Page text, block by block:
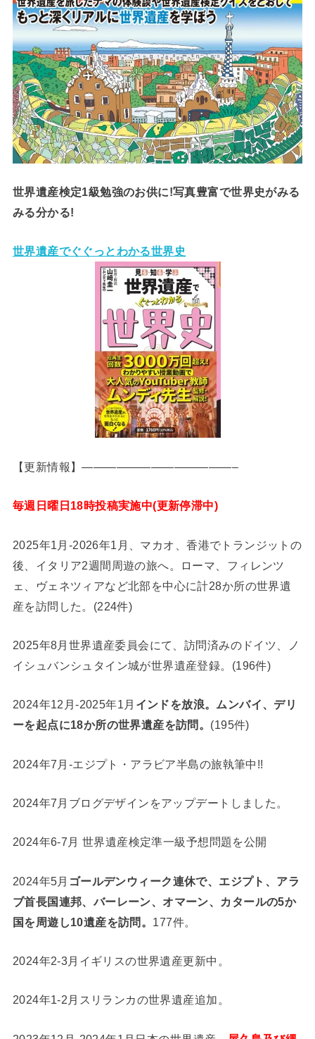
世界遺産検定1級勉強のお供に!写真豊富で世界史がみる
みる分かる!
世界遺産でぐぐっとわかる世界史
【更新情報】—————————————–
毎週日曜日18時投稿実施中(更新停滞中)
2025年1月-2026年1月、マカオ、香港でトランジットの
後、イタリア2週間周遊の旅へ。ローマ、フィレンツ
ェ、ヴェネツィアなど北部を中心に計28か所の世界遺
産を訪問した。(224件)
2025年8月世界遺産委員会にて、訪問済みのドイツ、ノ
イシュバンシュタイン城が世界遺産登録。(196件)
2024年12月-2025年1月 インドを放浪。ムンバイ、デリ
ーを起点に18か所の世界遺産を訪問。 (195件)
2024年7月-エジプト・アラビア半島の旅執筆中!!
2024年7月ブログデザインをアップデートしました。
2024年6-7月 世界遺産検定準一級予想問題を公開
2024年5月 ゴールデンウィーク連休で、エジプト、アラ
ブ首長国連邦、バーレーン、オマーン、カタールの5か
国を周遊し10遺産を訪問。 177件。
2024年2-3月イギリスの世界遺産更新中。
2024年1-2月スリランカの世界遺産追加。